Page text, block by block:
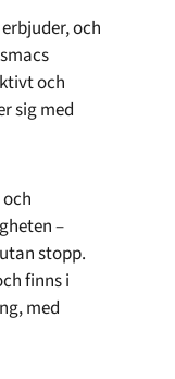
och
och
sig med
–
stopp.
finns i
med